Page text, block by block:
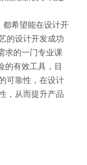
都希望能在设计开
的设计开发成功
求的一门专业课
的有效工具，目
可靠性，在设计
，从而提升产品